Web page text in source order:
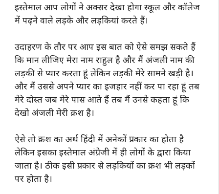
इस्तेमाल आप लोगों ने अक्सर देखा होगा स्कूल और कॉलेज
में पढ़ने वाले लड़के और लड़कियां करते हैं।
उदाहरण के तौर पर आप इस बात को ऐसे समझ सकते हैं
कि मान लीजिए मेरा नाम राहुल है और मैं अंजली नाम की
लड़की से प्यार करता हूं लेकिन लड़की मेरे सामने खड़ी है।
और मैं उससे अपने प्यार का इजहार नहीं कर पा रहा हूं तब
मेरे दोस्त जब मेरे पास आते हैं तब मैं उनसे कहता हूं कि
देखो अंजली मेरी क्रश है।
ऐसे तो क्रश का अर्थ हिंदी में अनेकों प्रकार का होता है
लेकिन इसका इस्तेमाल अंग्रेजी में ही लोगों के द्वारा किया
जाता है। ठीक इसी प्रकार से लड़कियों का क्रश भी लड़कों
पर होता है।